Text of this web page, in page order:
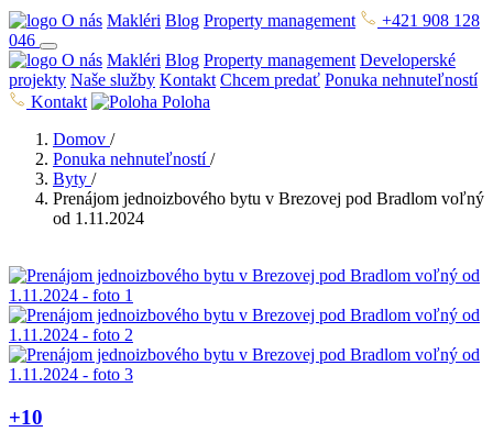
O nás Makléri Blog Property management
+421 908 128
046
O nás Makléri Blog Property management Developerské
projekty Naše služby Kontakt Chcem predať Ponuka nehnuteľností
Kontakt
Poloha
Domov /
Ponuka nehnuteľností /
Byty /
Prenájom jednoizbového bytu v Brezovej pod Bradlom voľný
od 1.11.2024
+10